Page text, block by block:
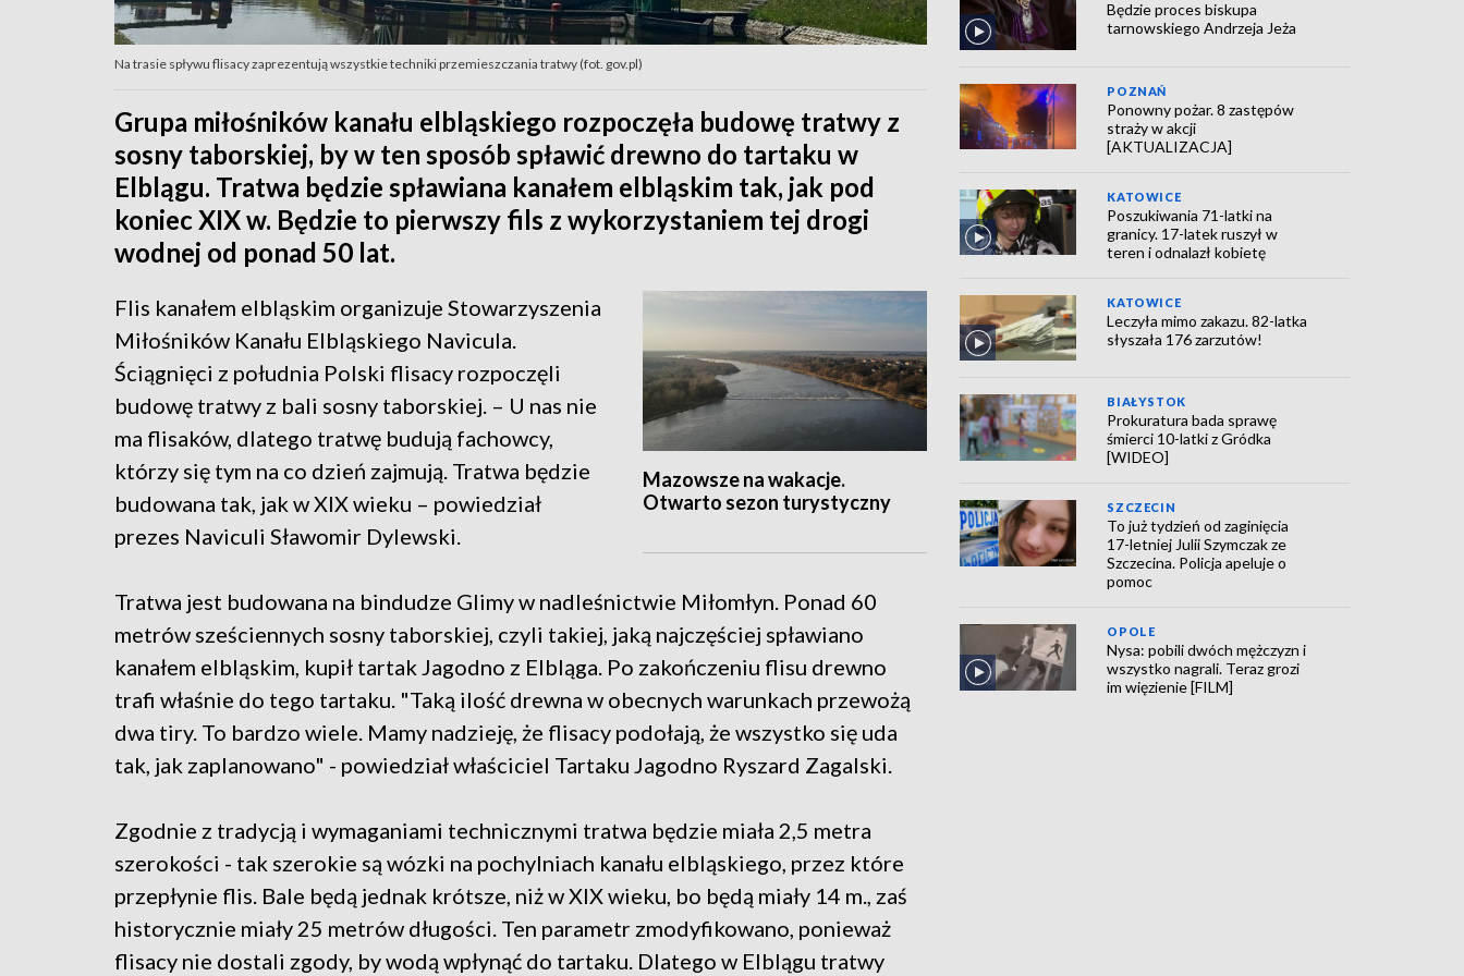
Na trasie spływu flisacy zaprezentują wszystkie techniki przemieszczania tratwy (fot. gov.pl)
Grupa miłośników kanału elbląskiego rozpoczęła budowę tratwy z
sosny taborskiej, by w ten sposób spławić drewno do tartaku w
Elblągu. Tratwa będzie spławiana kanałem elbląskim tak, jak pod
koniec XIX w. Będzie to pierwszy fils z wykorzystaniem tej drogi
wodnej od ponad 50 lat.
Mazowsze na wakacje.
Otwarto sezon turystyczny
Flis kanałem elbląskim organizuje Stowarzyszenia
Miłośników Kanału Elbląskiego Navicula.
Ściągnięci z południa Polski flisacy rozpoczęli
budowę tratwy z bali sosny taborskiej. – U nas nie
ma flisaków, dlatego tratwę budują fachowcy,
którzy się tym na co dzień zajmują. Tratwa będzie
budowana tak, jak w XIX wieku – powiedział
prezes Naviculi Sławomir Dylewski.
Tratwa jest budowana na bindudze Glimy w nadleśnictwie Miłomłyn. Ponad 60
metrów sześciennych sosny taborskiej, czyli takiej, jaką najczęściej spławiano
kanałem elbląskim, kupił tartak Jagodno z Elbląga. Po zakończeniu flisu drewno
trafi właśnie do tego tartaku. "Taką ilość drewna w obecnych warunkach przewożą
dwa tiry. To bardzo wiele. Mamy nadzieję, że flisacy podołają, że wszystko się uda
tak, jak zaplanowano" - powiedział właściciel Tartaku Jagodno Ryszard Zagalski.
Zgodnie z tradycją i wymaganiami technicznymi tratwa będzie miała 2,5 metra
szerokości - tak szerokie są wózki na pochylniach kanału elbląskiego, przez które
przepłynie flis. Bale będą jednak krótsze, niż w XIX wieku, bo będą miały 14 m., zaś
historycznie miały 25 metrów długości. Ten parametr zmodyfikowano, ponieważ
flisacy nie dostali zgody, by wodą wpłynąć do tartaku. Dlatego w Elblągu tratwy
Będzie proces biskupa
tarnowskiego Andrzeja Jeża
POZNAŃ
Ponowny pożar. 8 zastępów
straży w akcji
[AKTUALIZACJA]
KATOWICE
Poszukiwania 71-latki na
granicy. 17-latek ruszył w
teren i odnalazł kobietę
KATOWICE
Leczyła mimo zakazu. 82-latka
słyszała 176 zarzutów!
BIAŁYSTOK
Prokuratura bada sprawę
śmierci 10-latki z Gródka
[WIDEO]
SZCZECIN
To już tydzień od zaginięcia
17-letniej Julii Szymczak ze
Szczecina. Policja apeluje o
pomoc
OPOLE
Nysa: pobili dwóch mężczyzn i
wszystko nagrali. Teraz grozi
im więzienie [FILM]